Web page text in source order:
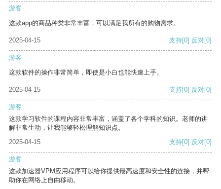
游客
这款app的商品种类非常丰富，可以满足我所有的购物需求。
2025-04-15 支持[0] 反对[0]
游客
这款软件的操作非常简单，即使是小白也能快速上手。
2025-04-15 支持[0] 反对[0]
游客
这款学习软件的课程内容非常丰富，涵盖了各个学科的知识。老师的讲
解非常生动，让我能够轻松理解知识点。
2025-04-15
支持[0] 反对[0]
游客
这款加速器VPM应用程序可以给你提供最高速度和安全性的连接，并帮
助你在网络上自由移动。